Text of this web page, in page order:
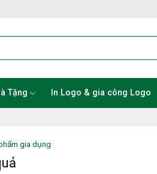
Tặng In Logo & gia công Logo
gia dụng